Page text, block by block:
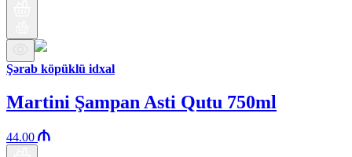
Şərab köpüklü idxal
Martini Şampan Asti Qutu 750ml
44.00